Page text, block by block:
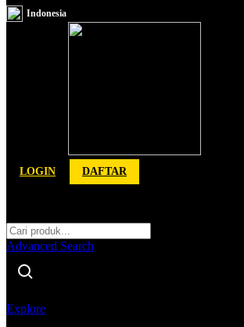
Indonesia
LOGIN DAFTAR
Advanced Search
Explore